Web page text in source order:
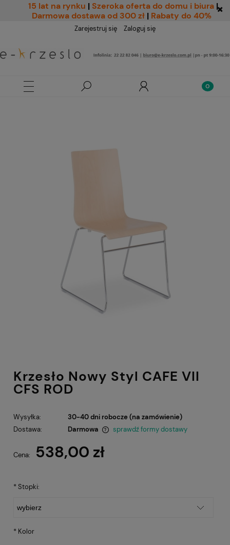
15 lat na rynku | Szeroka oferta do domu i biura |
Darmowa dostawa od 300 zł | Rabaty do 40%
Zarejestruj się Zaloguj się
Krzesło Nowy Styl CAFE VII
CFS ROD
Wysyłka:
30-40 dni robocze (na zamówienie)
Dostawa:
Darmowa
sprawdź formy dostawy
Cena: 538,00 zł
*Stopki:
* Kolor